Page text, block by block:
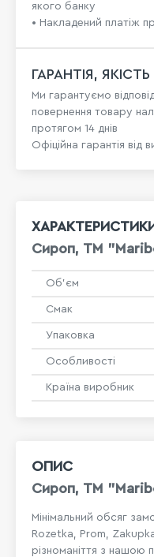
якого банку
• Накладений платіж
ГАРАНТІЯ, ЯКІСТЬ
Ми гарантуємо
повернення товару
протягом 14 днів
Офіційна гарантія від
ОПИС
Сироп, ТМ
Мінімальний обсяг
Rozetka, Prom,
різноманіття з нашою
Сироп, ТМ
Об'єм
Смак
Упаковка
Особливості
Країна виробник